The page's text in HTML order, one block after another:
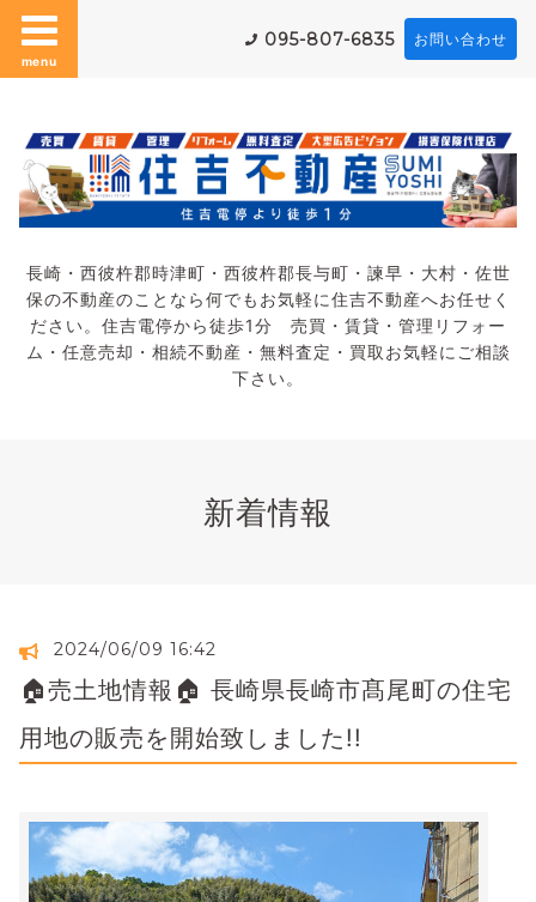
menu
095-807-6835 お問い合わせ
長崎・西彼杵郡時津町・西彼杵郡長与町・諫早・大村・佐世
保の不動産のことなら何でもお気軽に住吉不動産へお任せく
ださい。住吉電停から徒歩1分 売買・賃貸・管理リフォー
ム・任意売却・相続不動産・無料査定・買取お気軽にご相談
下さい。
新着情報
2024/06/09 16:42
🏠売土地情報🏠 長崎県長崎市髙尾町の住宅
用地の販売を開始致しました!!